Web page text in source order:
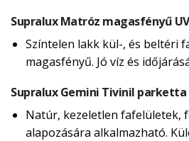
Supralux Matróz magasfényű
Színtelen lakk kül-, és beltéri
magasfényű. Jó víz és
Supralux Gemini Tivinil parketta
Natúr, kezeletlen fafelületek,
alapozására alkalmazható.